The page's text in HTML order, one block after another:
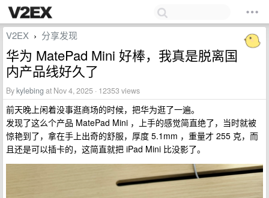
V2EX › 分享发现
华为 MatePad Mini 好棒，我真是脱离国
内产品线好久了
Bykylebing at Nov 4, 2025 · 12353 views
前天晚上闲着没事逛商场的时候，把华为逛了一遍。
发现了这么个产品 MatePad Mini ，上手的感觉简直绝了，当时就被
惊艳到了，拿在手上出奇的舒服，厚度 5.1mm ，重量才 255 克，而
且还是可以插卡的，这简直就把 iPad Mini 比没影了。